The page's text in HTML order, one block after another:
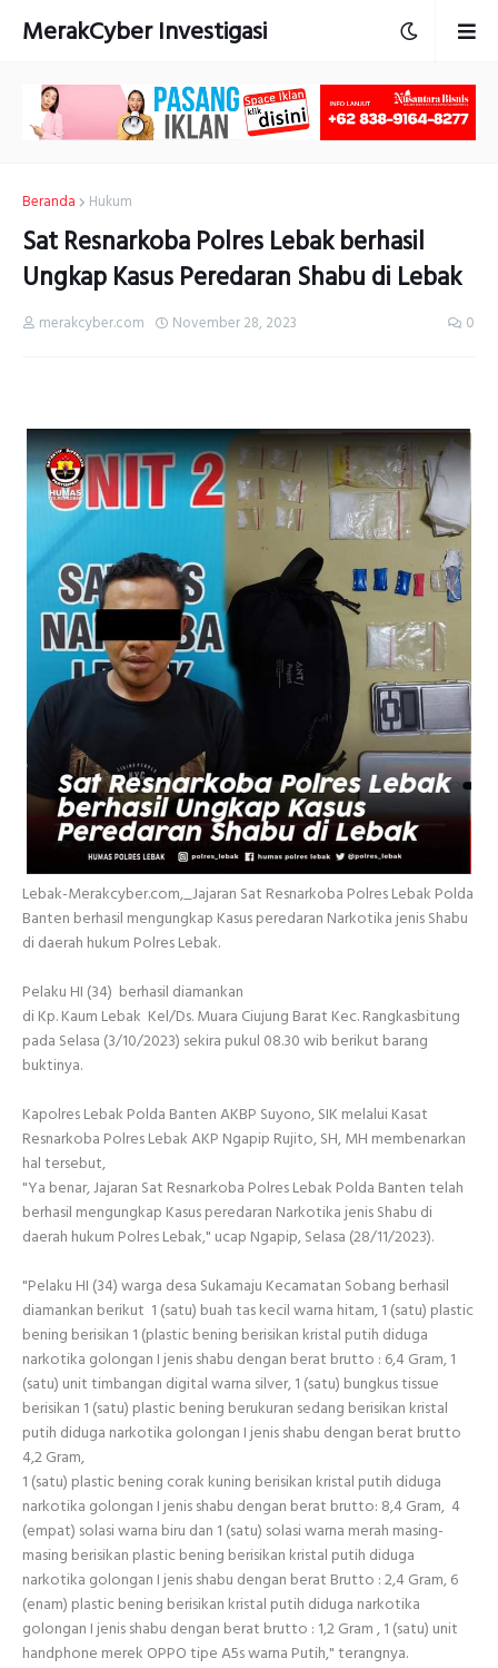
MerakCyber Investigasi
Beranda Hukum
Sat Resnarkoba Polres Lebak berhasil
Ungkap Kasus Peredaran Shabu di Lebak
merakcyber.com November 28, 2023 0
Lebak-Merakcyber.com,_Jajaran Sat Resnarkoba Polres Lebak Polda
Banten berhasil mengungkap Kasus peredaran Narkotika jenis Shabu
di daerah hukum Polres Lebak.
Pelaku HI (34) berhasil diamankan
di Kp. Kaum Lebak Kel/Ds. Muara Ciujung Barat Kec. Rangkasbitung
pada Selasa (3/10/2023) sekira pukul 08.30 wib berikut barang
buktinya.
Kapolres Lebak Polda Banten AKBP Suyono, SIK melalui Kasat
Resnarkoba Polres Lebak AKP Ngapip Rujito, SH, MH membenarkan
hal tersebut,
"Ya benar, Jajaran Sat Resnarkoba Polres Lebak Polda Banten telah
berhasil mengungkap Kasus peredaran Narkotika jenis Shabu di
daerah hukum Polres Lebak," ucap Ngapip, Selasa (28/11/2023).
"Pelaku HI (34) warga desa Sukamaju Kecamatan Sobang berhasil
diamankan berikut 1 (satu) buah tas kecil warna hitam, 1 (satu) plastic
bening berisikan 1 (plastic bening berisikan kristal putih diduga
narkotika golongan I jenis shabu dengan berat brutto : 6,4 Gram, 1
(satu) unit timbangan digital warna silver, 1 (satu) bungkus tissue
berisikan 1 (satu) plastic bening berukuran sedang berisikan kristal
putih diduga narkotika golongan I jenis shabu dengan berat brutto
4,2 Gram,
1 (satu) plastic bening corak kuning berisikan kristal putih diduga
narkotika golongan I jenis shabu dengan berat brutto: 8,4 Gram, 4
(empat) solasi warna biru dan 1 (satu) solasi warna merah masing-
masing berisikan plastic bening berisikan kristal putih diduga
narkotika golongan I jenis shabu dengan berat Brutto : 2,4 Gram, 6
(enam) plastic bening berisikan kristal putih diduga narkotika
golongan I jenis shabu dengan berat brutto : 1,2 Gram , 1 (satu) unit
handphone merek OPPO tipe A5s warna Putih," terangnya.